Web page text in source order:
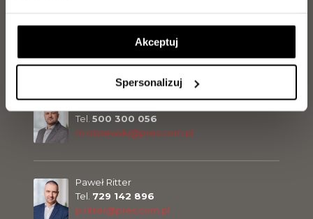
Akceptuj
Spersonalizuj
Jarosław Makowiecki
889 889 056
Tel. 500 300 056
m.olszewski@pres.com.pl
Paweł Ritter
Tel. 729 142 896
p.ritter@pres.com.pl